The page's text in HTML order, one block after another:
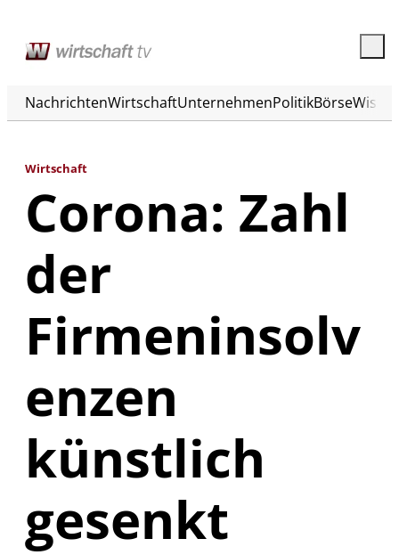
NachrichtenWirtschaftUnternehmenPolitikBörse
Wirtschaft
Corona: Zahl
der
Firmeninsolv
enzen
künstlich
gesenkt